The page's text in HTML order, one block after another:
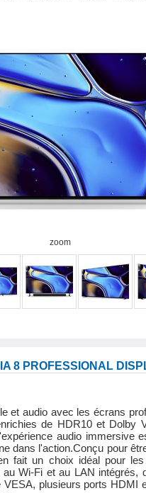
zoom
8 PROFESSIONAL
et audio avec les écrans
de HDR10 et Dolby
audio immersive
dans l'action.Conçu pour
fait un choix idéal pour
Wi-Fi et au LAN
plusieurs ports